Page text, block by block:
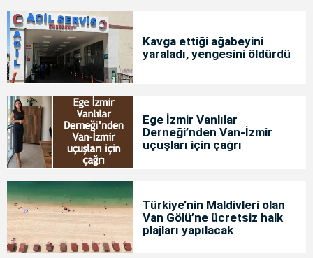
Kavga ettiği ağabeyini
yaraladı, yengesini öldürdü
Ege İzmir Vanlılar
Derneği’nden Van-İzmir
uçuşları için çağrı
Türkiye’nin Maldivleri olan
Van Gölü’ne ücretsiz halk
plajları yapılacak